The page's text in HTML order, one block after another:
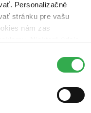
Personalizačné
stránku pre vašu
nám zas
cookies. Ďakujeme!